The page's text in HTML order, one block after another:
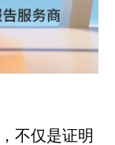
，不仅是证明